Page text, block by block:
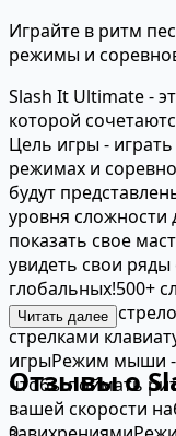
Играйте в ритм
режимы и
Slash It Ultimate -
которой
Цель игры -
режимах и
будут
уровня сложности
показать свое
увидеть свои ряды
глобальных!500+
игры:Режим
стрелками
игрыРежим мыши -
чтобы поймать
вашей скорости
Читать далее
Отзывы о